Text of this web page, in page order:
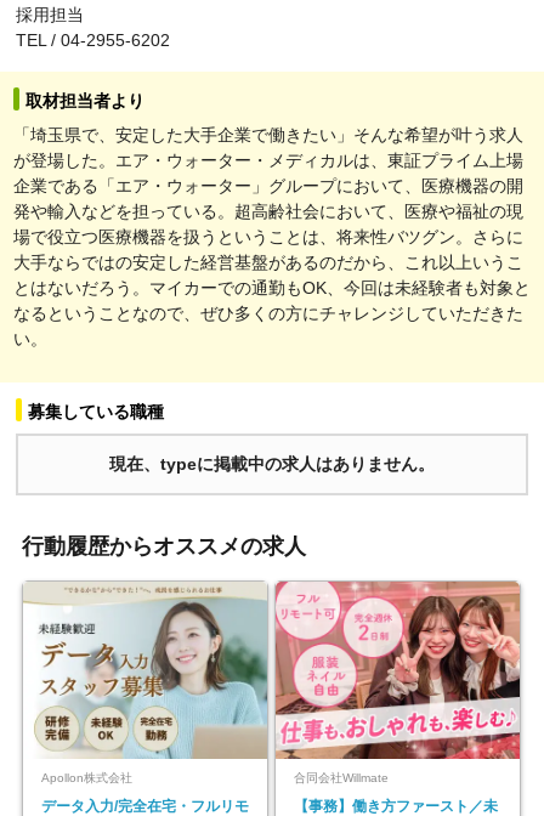
採用担当
TEL / 04-2955-6202
取材担当者より
「埼玉県で、安定した大手企業で働きたい」そんな希望が叶う求人
が登場した。エア・ウォーター・メディカルは、東証プライム上場
企業である「エア・ウォーター」グループにおいて、医療機器の開
発や輸入などを担っている。超高齢社会において、医療や福祉の現
場で役立つ医療機器を扱うということは、将来性バツグン。さらに
大手ならではの安定した経営基盤があるのだから、これ以上いうこ
とはないだろう。マイカーでの通勤もOK、今回は未経験者も対象と
なるということなので、ぜひ多くの方にチャレンジしていただきた
い。
募集している職種
現在、typeに掲載中の求人はありません。
行動履歴からオススメの求人
Apollon株式会社
データ入力/完全在宅・フルリモ
合同会社Willmate
【事務】働き方ファースト／未